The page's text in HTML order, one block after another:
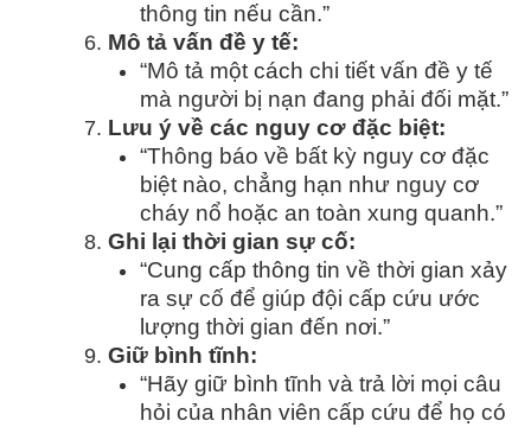
thông tin nếu cần.”
Mô tả vấn đề y tế:
“Mô tả một cách chi tiết vấn đề y tế
mà người bị nạn đang phải đối mặt.”
Lưu ý về các nguy cơ đặc biệt:
“Thông báo về bất kỳ nguy cơ đặc
biệt nào, chẳng hạn như nguy cơ
cháy nổ hoặc an toàn xung quanh.”
Ghi lại thời gian sự cố:
“Cung cấp thông tin về thời gian xảy
ra sự cố để giúp đội cấp cứu ước
lượng thời gian đến nơi.”
Giữ bình tĩnh:
“Hãy giữ bình tĩnh và trả lời mọi câu
hỏi của nhân viên cấp cứu để họ có